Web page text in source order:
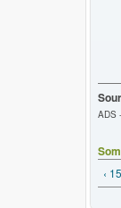
ADS
‹